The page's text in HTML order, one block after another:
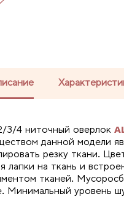
3/4 ниточный оверлок
данной модели
резку ткани.
лапки на ткань и
тканей.
Минимальный уровень